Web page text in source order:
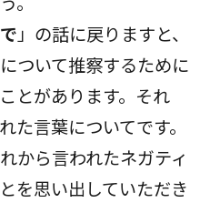
」の話に戻りますと、
ついて推察するために
とがあります。それ
た言葉についてです。
から言われたネガティ
を思い出していただき